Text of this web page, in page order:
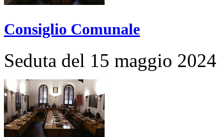
Consiglio Comunale
Seduta del 15 maggio 2024